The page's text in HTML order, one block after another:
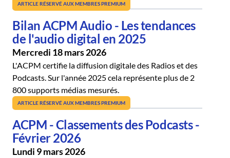
ARTICLE RÉSERVÉ AUX MEMBRES PREMIUM
Mercredi 18 mars 2026
Bilan ACPM Audio - Les tendances
de l'audio digital en 2025
L'ACPM certifie la diffusion digitale des Radios et des
Podcasts. Sur l'année 2025 cela représente plus de 2
800 supports médias mesurés.
ARTICLE RÉSERVÉ AUX MEMBRES PREMIUM
Lundi 9 mars 2026
ACPM - Classements des Podcasts -
Février 2026